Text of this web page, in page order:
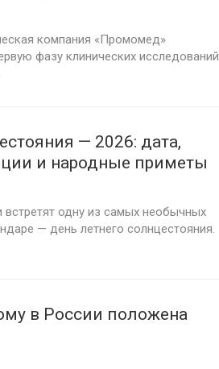
компания «Промомед»
фазу клинических исследований
— 2026: дата,
и народные приметы
одну из самых необычных
— день летнего солнцестояния.
в России положена